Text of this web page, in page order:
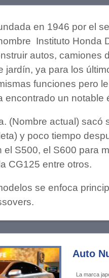
en 1946 por el
Instituto Honda
autos, camiones
jardín, ya para los
funciones pero
encontrado un notable
(Nombre actual) sacó
y poco tiempo
el S500, el S600 para
CG125 entre otros.
se enfoca
Auto
La marca